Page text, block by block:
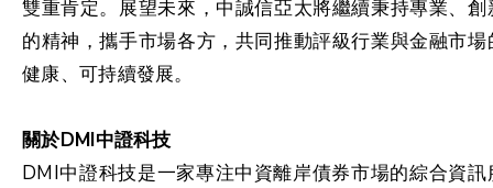
雙重肯定。展望未來，中誠信亞太將繼續秉持專業、創
的精神，攜手市場各方，共同推動評級行業與金融市場
健康、可持續發展。
關於DMI中證科技
DMI中證科技是一家專注中資離岸債券市場的綜合資訊